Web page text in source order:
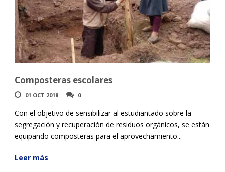
Composteras escolares
01 OCT 2018 0
Con el objetivo de sensibilizar al estudiantado sobre la
segregación y recuperación de residuos orgánicos, se están
equipando composteras para el aprovechamiento...
Leer más